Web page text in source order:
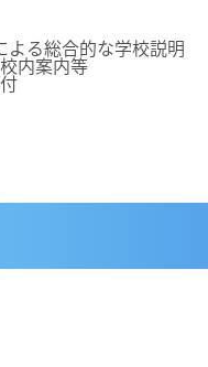
よる総合的な学校説明
内案内等